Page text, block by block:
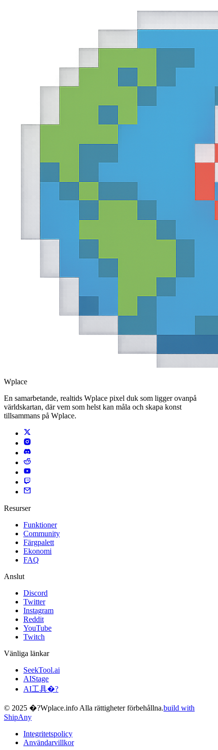
Wplace
En samarbetande, realtids Wplace pixel duk som ligger ovanpå
världskartan, där vem som helst kan måla och skapa konst
tillsammans på Wplace.
Resurser
Funktioner
Community
Färgpalett
Ekonomi
FAQ
Anslut
Discord
Twitter
Instagram
Reddit
YouTube
Twitch
Vänliga länkar
SeekTool.ai
AIStage
AI工具�?
© 2025 �?Wplace.info Alla rättigheter förbehållna.build with
ShipAny
Integritetspolicy
Användarvillkor